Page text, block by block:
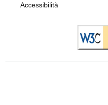
Accessibilità